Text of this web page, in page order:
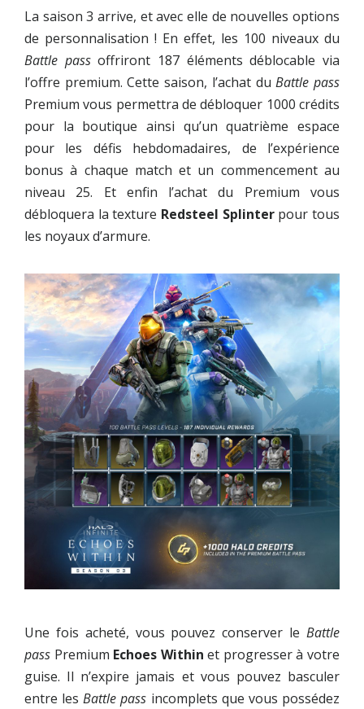
La saison 3 arrive, et avec elle de nouvelles options
de personnalisation ! En effet, les 100 niveaux du
Battle passoffriront 187 éléments déblocable via
l’offre premium. Cette saison, l’achat duBattle pass
Premium vous permettra de débloquer 1000 crédits
pour la boutique ainsi qu’un quatrième espace
pour les défis hebdomadaires, de l’expérience
bonus à chaque match et un commencement au
niveau 25. Et enfin l’achat du Premium vous
débloquera la texture Redsteel Splinterpour tous
les noyaux d’armure.
Une fois acheté, vous pouvez conserver le Battle
pass Premium Echoes Within et progresser à votre
guise. Il n’expire jamais et vous pouvez basculer
entre lesBattle pass incomplets que vous possédez